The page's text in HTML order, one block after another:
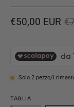
€50,00 EUR
Solo 2 pezzo/i
TAGLIA